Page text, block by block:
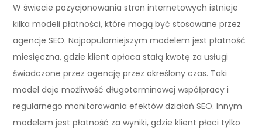
W świecie pozycjonowania stron internetowych istnieje
kilka modeli płatności, które mogą być stosowane przez
agencje SEO. Najpopularniejszym modelem jest płatność
miesięczna, gdzie klient opłaca stałą kwotę za usługi
świadczone przez agencję przez określony czas. Taki
model daje możliwość długoterminowej współpracy i
regularnego monitorowania efektów działań SEO. Innym
modelem jest płatność za wyniki, gdzie klient płaci tylko